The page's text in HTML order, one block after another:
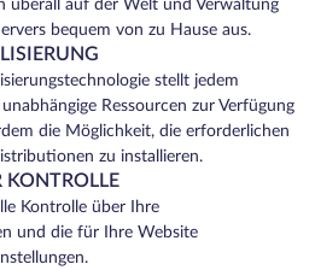
überall auf der Welt und Verwaltung
bequem von zu Hause aus.
stellt jedem
Ressourcen zur Verfügung
die Möglichkeit, die erforderlichen
zu installieren.
KONTROLLE
Kontrolle über Ihre
und die für Ihre Website